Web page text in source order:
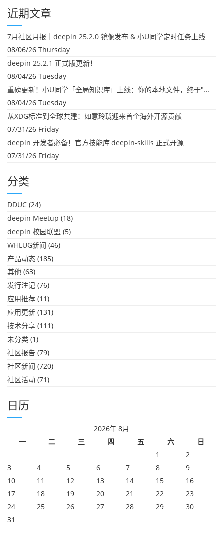
近期文章
7月社区月报｜deepin 25.2.0 镜像发布 & 小U同学定时任务上线
08/06/26 Thursday
deepin 25.2.1 正式版更新！
08/04/26 Tuesday
重磅更新！小U同学「全局知识库」上线：你的本地文件，终于"活"起来了
08/04/26 Tuesday
从XDG标准到全球共建：如意玲珑迎来首个海外开源贡献
07/31/26 Friday
deepin 开发者必备！官方技能库 deepin-skills 正式开源
07/31/26 Friday
分类
DDUC (24)
deepin Meetup (18)
deepin 校园联盟 (5)
WHLUG新闻 (46)
产品动态 (185)
其他 (63)
发行注记 (76)
应用推荐 (11)
应用更新 (131)
技术分享 (111)
未分类 (1)
社区报告 (79)
社区新闻 (720)
社区活动 (71)
日历
2026年 8月
一
二 三 四 五 六
日
1
2
3
4 5 6 7 8
9
10
11 12 13 14 15
16
17
18 19 20 21 22
23
24
25 26 27 28 29
30
31